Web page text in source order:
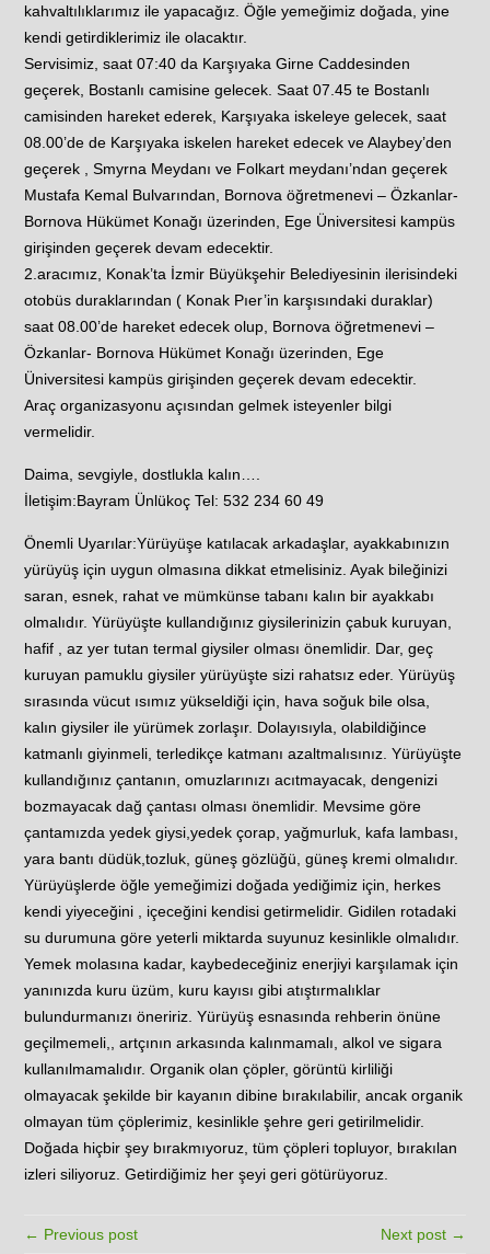
kahvaltılıklarımız ile yapacağız. Öğle yemeğimiz doğada, yine
kendi getirdiklerimiz ile olacaktır.
Servisimiz, saat 07:40 da Karşıyaka Girne Caddesinden
geçerek, Bostanlı camisine gelecek. Saat 07.45 te Bostanlı
camisinden hareket ederek, Karşıyaka iskeleye gelecek, saat
08.00’de de Karşıyaka iskelen hareket edecek ve Alaybey’den
geçerek , Smyrna Meydanı ve Folkart meydanı’ndan geçerek
Mustafa Kemal Bulvarından, Bornova öğretmenevi – Özkanlar-
Bornova Hükümet Konağı üzerinden, Ege Üniversitesi kampüs
girişinden geçerek devam edecektir.
2.aracımız, Konak’ta İzmir Büyükşehir Belediyesinin ilerisindeki
otobüs duraklarından ( Konak Pıer’in karşısındaki duraklar)
saat 08.00’de hareket edecek olup, Bornova öğretmenevi –
Özkanlar- Bornova Hükümet Konağı üzerinden, Ege
Üniversitesi kampüs girişinden geçerek devam edecektir.
Araç organizasyonu açısından gelmek isteyenler bilgi
vermelidir.
Daima, sevgiyle, dostlukla kalın….
İletişim:Bayram Ünlükoç Tel: 532 234 60 49
Önemli Uyarılar:Yürüyüşe katılacak arkadaşlar, ayakkabınızın
yürüyüş için uygun olmasına dikkat etmelisiniz. Ayak bileğinizi
saran, esnek, rahat ve mümkünse tabanı kalın bir ayakkabı
olmalıdır. Yürüyüşte kullandığınız giysilerinizin çabuk kuruyan,
hafif , az yer tutan termal giysiler olması önemlidir. Dar, geç
kuruyan pamuklu giysiler yürüyüşte sizi rahatsız eder. Yürüyüş
sırasında vücut ısımız yükseldiği için, hava soğuk bile olsa,
kalın giysiler ile yürümek zorlaşır. Dolayısıyla, olabildiğince
katmanlı giyinmeli, terledikçe katmanı azaltmalısınız. Yürüyüşte
kullandığınız çantanın, omuzlarınızı acıtmayacak, dengenizi
bozmayacak dağ çantası olması önemlidir. Mevsime göre
çantamızda yedek giysi,yedek çorap, yağmurluk, kafa lambası,
yara bantı düdük,tozluk, güneş gözlüğü, güneş kremi olmalıdır.
Yürüyüşlerde öğle yemeğimizi doğada yediğimiz için, herkes
kendi yiyeceğini , içeceğini kendisi getirmelidir. Gidilen rotadaki
su durumuna göre yeterli miktarda suyunuz kesinlikle olmalıdır.
Yemek molasına kadar, kaybedeceğiniz enerjiyi karşılamak için
yanınızda kuru üzüm, kuru kayısı gibi atıştırmalıklar
bulundurmanızı öneririz. Yürüyüş esnasında rehberin önüne
geçilmemeli,, artçının arkasında kalınmamalı, alkol ve sigara
kullanılmamalıdır. Organik olan çöpler, görüntü kirliliği
olmayacak şekilde bir kayanın dibine bırakılabilir, ancak organik
olmayan tüm çöplerimiz, kesinlikle şehre geri getirilmelidir.
Doğada hiçbir şey bırakmıyoruz, tüm çöpleri topluyor, bırakılan
izleri siliyoruz. Getirdiğimiz her şeyi geri götürüyoruz.
← Previous post Next post →